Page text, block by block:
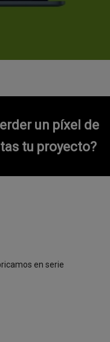
un píxel de
tu proyecto?
en serie